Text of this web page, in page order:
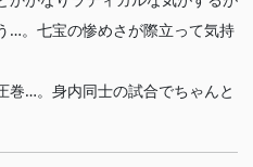
…。七宝の惨めさが際立って気持
巻…。身内同士の試合でちゃんと